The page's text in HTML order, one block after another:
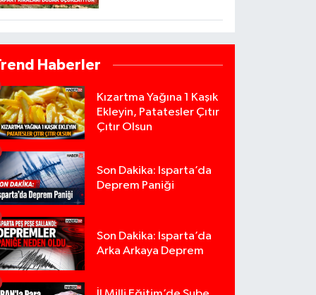
Haberler
Kızartma Yağına 1 Kaşık
Ekleyin, Patatesler Çıtır
Çıtır Olsun
Son Dakika: Isparta’da
Deprem Paniği
Son Dakika: Isparta’da
Arka Arkaya Deprem